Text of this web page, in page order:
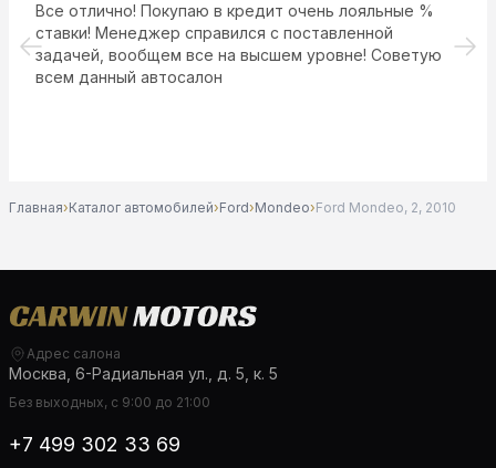
Все отлично! Покупаю в кредит очень лояльные %
ставки! Менеджер справился с поставленной
задачей, вообщем все на высшем уровне! Советую
всем данный автосалон
Главная›Каталог автомобилей›Ford›Mondeo›Ford Mondeo, 2, 2010
Адрес салона
Москва, 6-Радиальная ул., д. 5, к. 5
Без выходных, с 9:00 до 21:00
+7 499 302 33 69